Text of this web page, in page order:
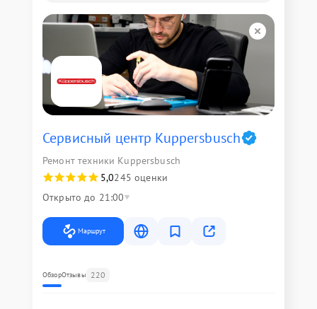
Сервисный центр Kuppersbusch
Ремонт техники Kuppersbusch
5,0245 оценки
Открыто до 21:00
Маршрут
ОбзорОтзывы 220